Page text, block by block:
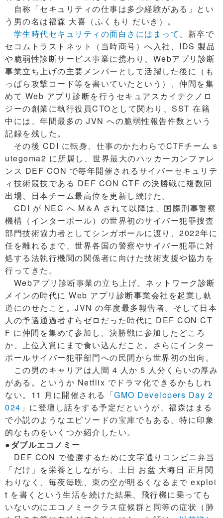
自称「セキュリティの仕事は多少経験がある」とい
う男の名は福森 大喜（ふくもり だいき）。
学生時代セキュリティの面白さにはまって 、新卒で
セコムトラストネット（当時商号）へ入社、IDS 製品
や脆弱性診断サービス事業に携わり、Webアプリ診断
事業立ち上げの主要メンバーとして活躍した後に（も
っぱら攻撃コード等を書いていたという）、仲間を集
めて Web アプリ診断を行うセキュアスカイテクノロ
ジーの創業に執行役員CTOとして関わり、SST 在籍
中には、年間最多の JVN への脆弱性報告件数という
記録を残した。
その後 CDI に転身、仕事のかたわらでCTFチーム s
utegoma2 に所属し、世界最大のハッカーカンファレ
ンス DEF CON で毎年開催されるサイバーセキュリテ
ィ技術競技である DEF CON CTF の決勝戦に複数回
出場、日本チーム最高位を更新し続けた。
CDI が NEC へ M＆A されて以降は、国際刑事警察
機構（インターポール）の世界初のサイバー犯罪捜査
部門技術協力者としてシンガポールに渡り、2022年に
任を離れるまで、世界各国の警察やサイバー犯罪に対
処する法執行機関の関係者に向けた技術支援や協力を
行ってきた。
Webアプリ診断事業の立ち上げ。ネットワーク診断
メインの時代に Web アプリ診断事業会社を起業し軌
道にのせたこと。JVN の年度最多報告者。そして日本
人の予選通過者すらゼロだった時代に DEF CON CT
F に仲間を集めて参加し、決勝戦に参加したどころ
か、上位入賞にまで食い込んだこと。さらにインター
ポールサイバー犯罪部門への民間から世界初の出向。
この男のキャリアは人間 4 人か 5 人分くらいの厚み
がある。というか Netflix でドラマ化できるかもしれ
ない。11 月に開催される「GMO Developers Day 2
024 」に登壇し話をする予定だというが、福森はまる
で小説のようなエピソードの宝庫でもある。特に印象
的なものをいくつか紹介したい。
●ダブルエコノミー
DEF CON で優勝するために文字通りコンビニ弁当
「だけ」を栄養としながら、土日 お盆 大晦日 正月関
わりなく、毎夜毎晩、東の空が明るくなるまで exploi
t を書くという生活を続けた結果、飛行機に乗っても
いないのにエコノミークラス症候群と同等の症状（肺